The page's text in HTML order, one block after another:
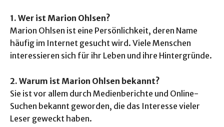
1. Wer ist Marion Ohlsen?
Marion Ohlsen ist eine Persönlichkeit, deren Name
häufig im Internet gesucht wird. Viele Menschen
interessieren sich für ihr Leben und ihre Hintergründe.
2. Warum ist Marion Ohlsen bekannt?
Sie ist vor allem durch Medienberichte und Online-
Suchen bekannt geworden, die das Interesse vieler
Leser geweckt haben.